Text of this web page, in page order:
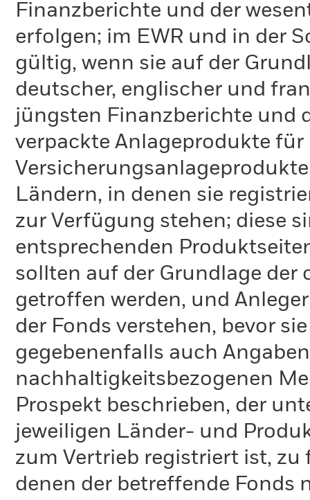
Finanzberichte und der
erfolgen; im EWR und in der
gültig, wenn sie auf der
deutscher, englischer und
jüngsten Finanzberichte und
verpackte Anlageprodukte
Ländern, in denen sie
zur Verfügung stehen; diese
entsprechenden
sollten auf der Grundlage
getroffen werden, und
der Fonds verstehen, bevor
gegebenenfalls auch
nachhaltigkeitsbezogenen
Prospekt beschrieben, der
jeweiligen Länder- und
zum Vertrieb registriert ist,
denen der betreffende Fonds